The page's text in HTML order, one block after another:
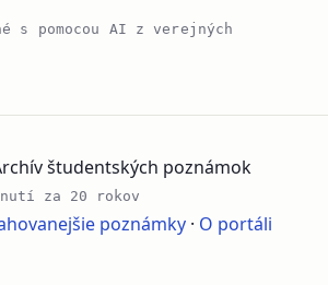
s pomocou AI z verejných
študentských poznámok
za 20 rokov
poznámky · O portáli